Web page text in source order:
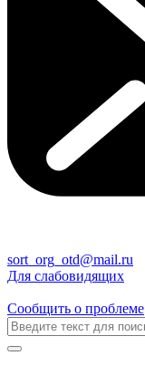
sort_org_otd@mail.ru
Для слабовидящих
Сообщить о проблеме